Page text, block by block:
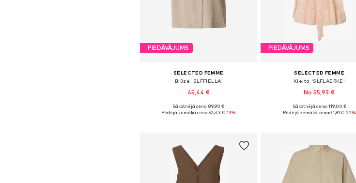
PIEDĀVĀJUMS
SELECTED FEMME
Blūze 'SLFFIELLA'
45,44 €
Pieejams daudzos izmēros
Sākotnējā cena: 89,90 €
Pēdējā zemākā cena:52,43 €-13%
PIEDĀVĀJUMS
SELECTED FEMME
Kleita 'SLFLAERKE'
No 55,93 €
Pieejamie izmēri: 38, 40, 42
Sākotnējā cena: 119,00 €
Pēdējā zemākā cena:71,91 €-22%